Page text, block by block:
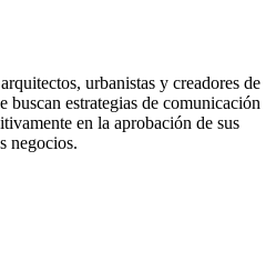
urbanistas y creadores de
buscan estrategias de comunicación
en la aprobación de sus
negocios.